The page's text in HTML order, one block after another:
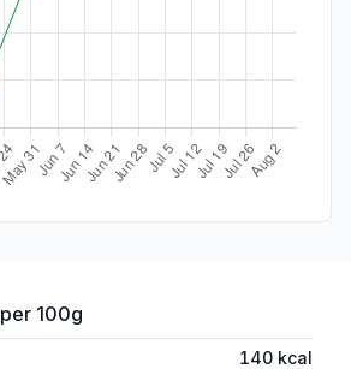
for 'Opphøgde Poteter Airfryer Rifla
per 100g
140 kcal